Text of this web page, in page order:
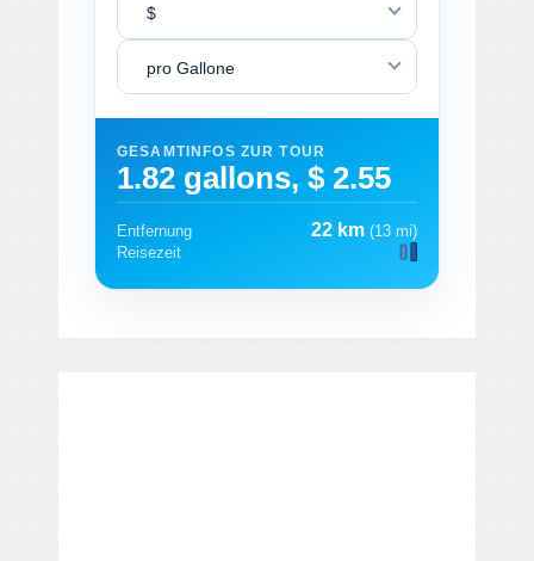
$
pro Gallone
GESAMTINFOS ZUR TOUR
1.82 gallons, $ 2.55
Entfernung 22 km (13 mi)
Reisezeit